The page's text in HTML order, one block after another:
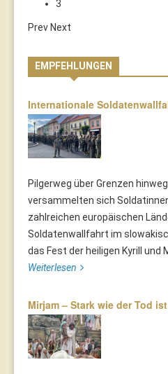
3
Prev Next
EMPFEHLUNGEN
Internationale
Pilgerweg über Grenzen
versammelten sich
zahlreichen europäischen
Soldatenwallfahrt im
das Fest der heiligen Kyrill und
Weiterlesen
Mirjam – Stark wie der Tod